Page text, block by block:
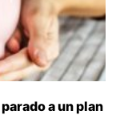
a un plan